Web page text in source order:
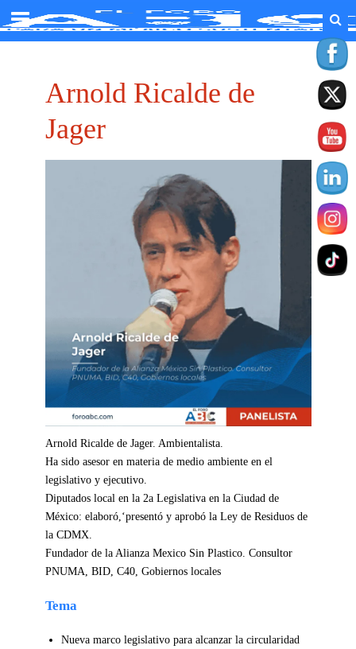
⁠Arnold Ricalde de
Jager
Arnold Ricalde de Jager. Ambientalista.
Ha sido asesor en materia de medio ambiente en el
legislativo y ejecutivo.
Diputados local en la 2a Legislativa en la Ciudad de
México: elaboró,‘presentó y aprobó la Ley de Residuos de
la CDMX.
Fundador de la Alianza Mexico Sin Plastico. Consultor
PNUMA, BID, C40, Gobiernos locales
Tema
Nueva marco legislativo para alcanzar la circularidad